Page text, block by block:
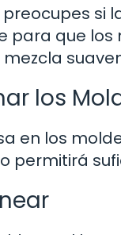
si
para que
los
en los
permitirá